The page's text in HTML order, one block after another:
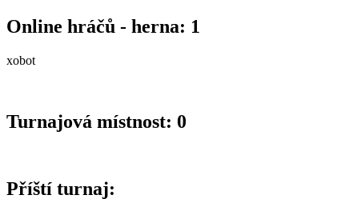
Online hráčů - herna: 1
xobot
Turnajová místnost: 0
Příští turnaj: